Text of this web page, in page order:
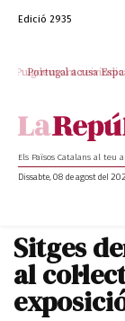
Edició 2935
Portugal acusa
Els Països Catalans al teu
Dissabte, 08 de agost del
Sitges
al